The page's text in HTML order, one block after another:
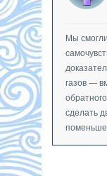
Мы
газов —
сделать
поменьше.